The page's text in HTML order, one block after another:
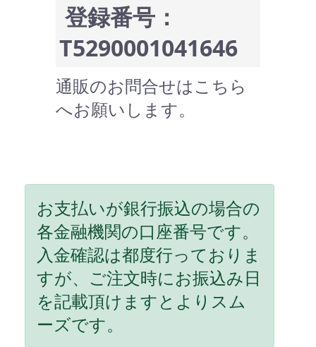
登録番号：
T5290001041646
通販のお問合せはこちら
へお願いします。
お支払いが銀行振込の場合の
各金融機関の口座番号です。
入金確認は都度行っておりま
すが、ご注文時にお振込み日
を記載頂けますとよりスム
ーズです。